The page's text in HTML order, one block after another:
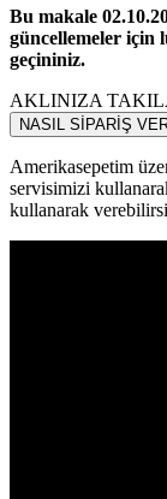
Bu makale
güncellemeler için
geçininiz.
AKLINIZA
NASIL SİPARİŞ
Amerikasepetim
servisimizi
kullanarak